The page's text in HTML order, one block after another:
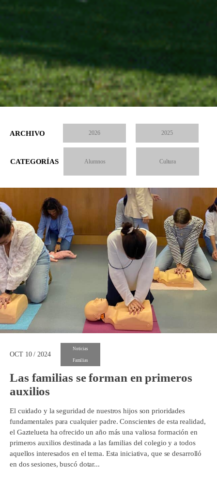
ARCHIVO 2026 2025
CATEGORÍAS Alumnos Cultura
OCT 10 / 2024
Noticias
Familias
Las familias se forman en primeros
auxilios
El cuidado y la seguridad de nuestros hijos son prioridades
fundamentales para cualquier padre. Conscientes de esta realidad,
el Gaztelueta ha ofrecido un año más una valiosa formación en
primeros auxilios destinada a las familias del colegio y a todos
aquellos interesados en el tema. Esta iniciativa, que se desarrolló
en dos sesiones, buscó dotar...